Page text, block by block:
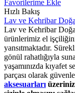
Favorilerime Ekle
Hızlı Bakış
Lav ve Kehribar
Lav ve Kehribar
ürünlerimiz el
yansıtmaktadır.
gönül rahatlığıyla
yaşamınızda kıyafet
parçası olarak
aksesuarları